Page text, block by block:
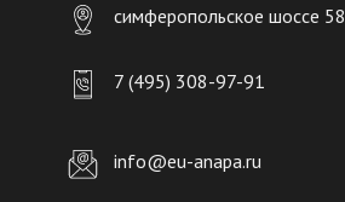
симферопольское шоссе 58
7 (495) 308-97-91
info@eu-anapa.ru